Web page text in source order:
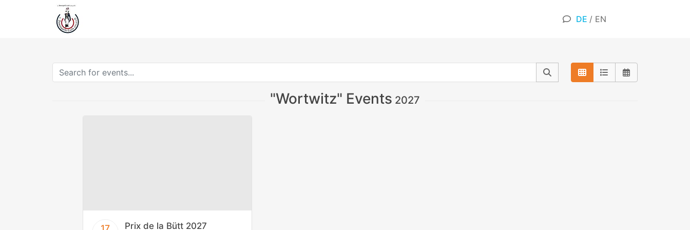
DE / EN
"Wortwitz" Events 2027
Prix de la Bütt 2027